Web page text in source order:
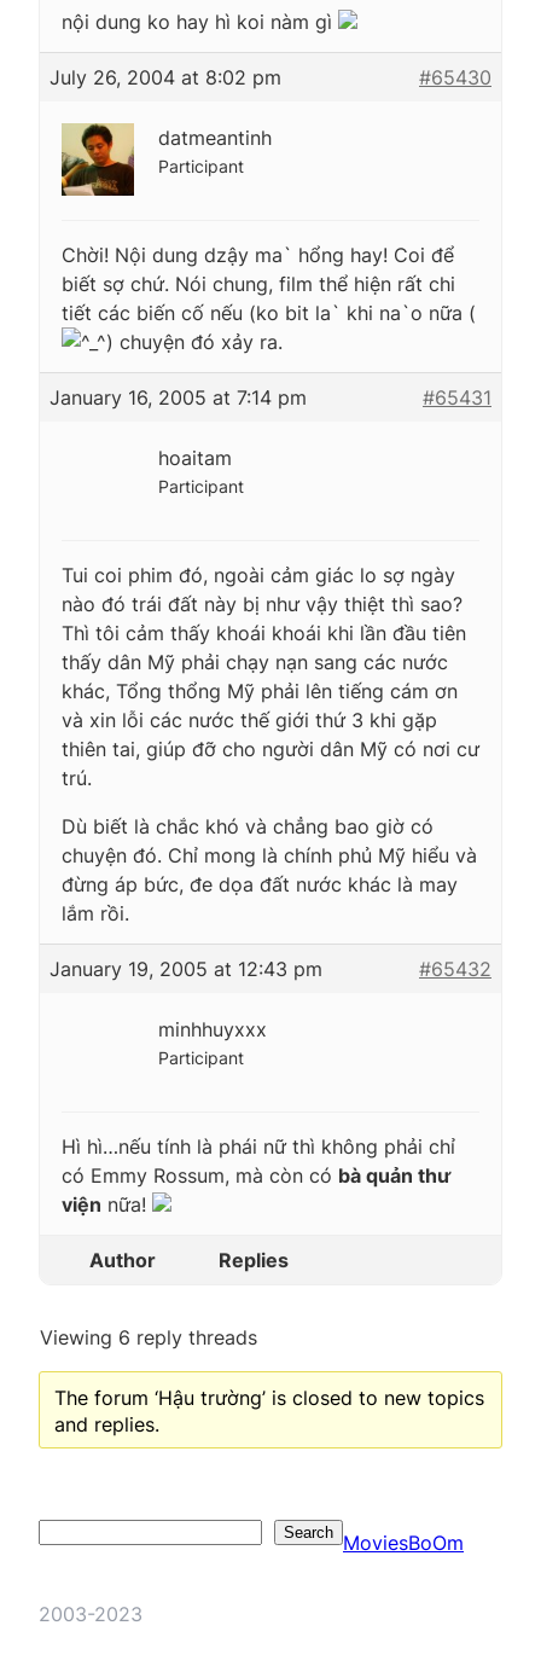
nội dung ko hay hì koi nàm gì
July 26, 2004 at 8:02 pm #65430
datmeantinh
Participant
Chời! Nội dung dzậy ma` hổng hay! Coi để
biết sợ chứ. Nói chung, film thể hiện rất chi
tiết các biến cố nếu (ko bit la` khi na`o nữa (
) chuyện đó xảy ra.
January 16, 2005 at 7:14 pm #65431
hoaitam
Participant
Tui coi phim đó, ngoài cảm giác lo sợ ngày
nào đó trái đất này bị như vậy thiệt thì sao?
Thì tôi cảm thấy khoái khoái khi lần đầu tiên
thấy dân Mỹ phải chạy nạn sang các nước
khác, Tổng thổng Mỹ phải lên tiếng cám ơn
và xin lỗi các nước thế giới thứ 3 khi gặp
thiên tai, giúp đỡ cho người dân Mỹ có nơi cư
trú.
Dù biết là chắc khó và chẳng bao giờ có
chuyện đó. Chỉ mong là chính phủ Mỹ hiểu và
đừng áp bức, đe dọa đất nước khác là may
lắm rồi.
January 19, 2005 at 12:43 pm #65432
minhhuyxxx
Participant
Hì hì…nếu tính là phái nữ thì không phải chỉ
có Emmy Rossum, mà còn có bà quản thư
viện nữa!
Author Replies
Viewing 6 reply threads
The forum ‘Hậu trường’ is closed to new topics
and replies.
Search MoviesBoOm
2003-2023